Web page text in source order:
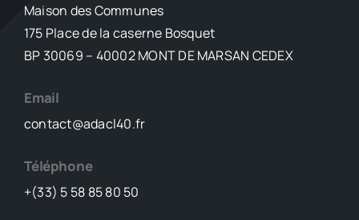
Maison des Communes
175 Place de la caserne Bosquet
BP 30069 – 40002 MONT DE MARSAN CEDEX
Email
contact@adacl40.fr
Téléphone
+(33) 5 58 85 80 50